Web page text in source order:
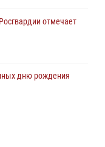
отмечает
дню рождения
ГИБДД в выявлении